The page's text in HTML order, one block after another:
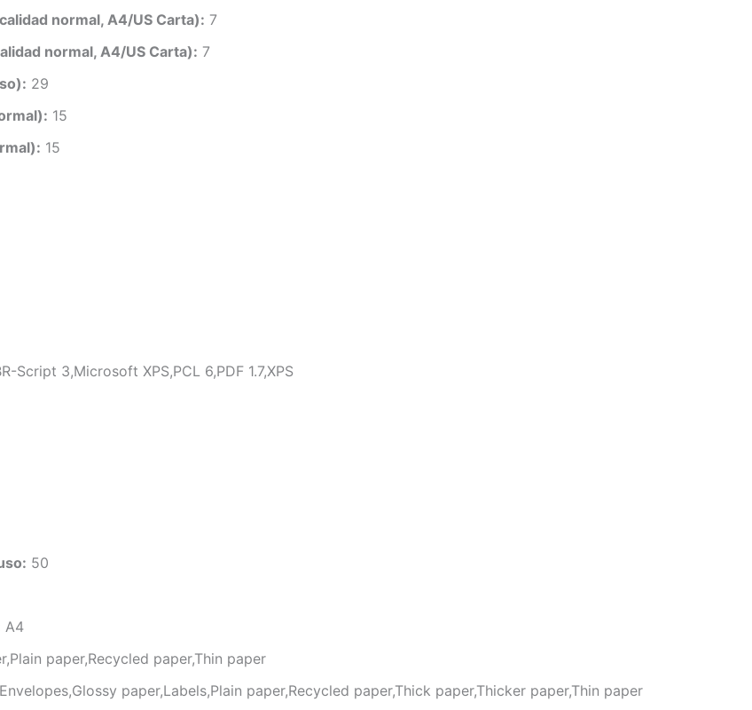
normal, A4/US Carta): 7
normal, A4/US Carta): 7
29
15
15
Script 3,Microsoft XPS,PCL 6,PDF 1.7,XPS
50
A4
paper,Recycled paper,Thin paper
paper,Labels,Plain paper,Recycled paper,Thick paper,Thicker paper,Thin paper